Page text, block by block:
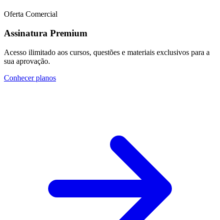
Oferta Comercial
Assinatura Premium
Acesso ilimitado aos cursos, questões e materiais exclusivos para a
sua aprovação.
Conhecer planos